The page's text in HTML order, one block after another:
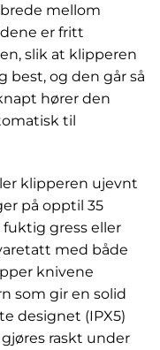
mellom
er fritt
slik at klipperen
best, og den går så
hører den
til
klipperen ujevnt
på opptil 35
gress eller
med både
knivene
som gir en solid
designet (IPX5)
raskt under